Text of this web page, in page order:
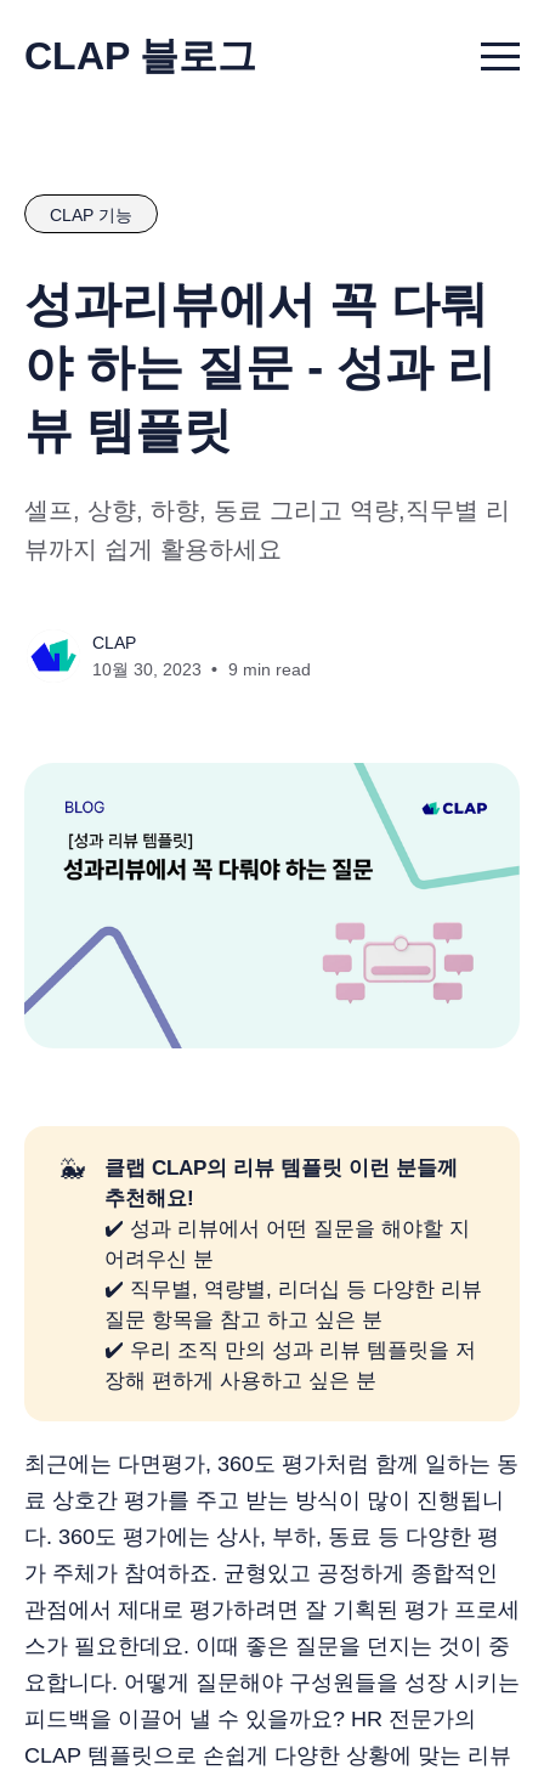
CLAP 블로그 Menu
CLAP 기능
성과리뷰에서 꼭 다뤄
야 하는 질문 - 성과 리
뷰 템플릿
셀프, 상향, 하향, 동료 그리고 역량,직무별 리
뷰까지 쉽게 활용하세요
CLAP
10월 30, 2023
9 min read
🐳
클랩 CLAP의 리뷰 템플릿 이런 분들께
추천해요!
✔️ 성과 리뷰에서 어떤 질문을 해야할 지
어려우신 분
✔️ 직무별, 역량별, 리더십 등 다양한 리뷰
질문 항목을 참고 하고 싶은 분
✔️ 우리 조직 만의 성과 리뷰 템플릿을 저
장해 편하게 사용하고 싶은 분
최근에는 다면평가, 360도 평가처럼 함께 일하는 동
료 상호간 평가를 주고 받는 방식이 많이 진행됩니
다. 360도 평가에는 상사, 부하, 동료 등 다양한 평
가 주체가 참여하죠. 균형있고 공정하게 종합적인
관점에서 제대로 평가하려면 잘 기획된 평가 프로세
스가 필요한데요. 이때 좋은 질문을 던지는 것이 중
요합니다. 어떻게 질문해야 구성원들을 성장 시키는
피드백을 이끌어 낼 수 있을까요? HR 전문가의
CLAP 템플릿으로 손쉽게 다양한 상황에 맞는 리뷰